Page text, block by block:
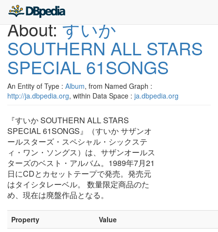
About:すいか
SOUTHERN ALL STARS
SPECIAL 61SONGS
An Entity of Type : Album, from Named Graph :
http://ja.dbpedia.org, within Data Space : ja.dbpedia.org
『すいか SOUTHERN ALL STARS
SPECIAL 61SONGS』（すいか サザンオ
ールスターズ・スペシャル・シックステ
ィ・ワン・ソングス）は、サザンオールス
ターズのベスト・アルバム。1989年7月21
日にCDとカセットテープで発売。発売元
はタイシタレーベル。 数量限定商品のた
め、現在は廃盤作品となる。
Property Value